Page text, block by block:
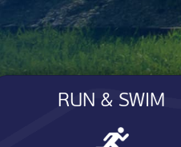
RUN & SWIM